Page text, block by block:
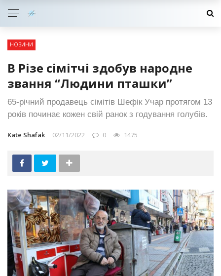
НОВИНИ
В Різе сімітчі здобув народне
звання “Людини пташки”
65-річний продавець сімітів Шефік Учар протягом 13
років починає кожен свій ранок з годування голубів.
Kate Shafak 02/11/2022 0 1475